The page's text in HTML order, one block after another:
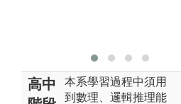
高中
本系學習過程中須用
到數理、邏輯推理能